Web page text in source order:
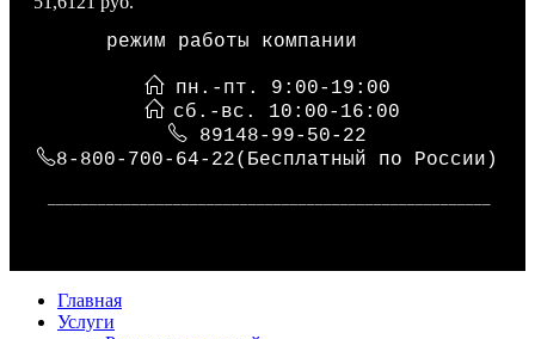
режим работы компании
пн.-пт. 9:00-19:00
сб.-вс. 10:00-16:00
89148-99-50-22
8-800-700-64-22(Бесплатный по России)
Главная
Услуги